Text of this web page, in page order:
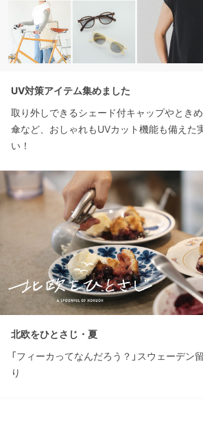
UV対策アイテム集めました
取り外しできるシェード付キャップやとき
傘など、おしゃれもUVカット機能も備えた
い！
北欧をひとさじ・夏
「フィーカってなんだろう？」スウェーデン
り